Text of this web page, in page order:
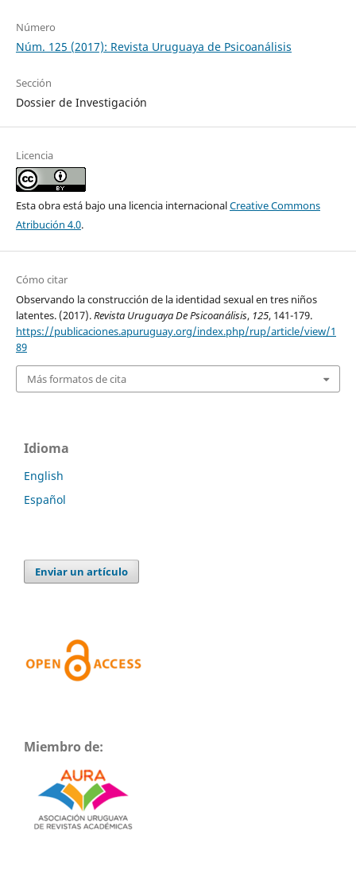
Número
Núm. 125 (2017): Revista Uruguaya de Psicoanálisis
Sección
Dossier de Investigación
Licencia
Esta obra está bajo una licencia internacionalCreative Commons
Atribución 4.0.
Cómo citar
Observando la construcción de la identidad sexual en tres niños
latentes. (2017).Revista Uruguaya De Psicoanálisis, 125, 141-179.
https://publicaciones.apuruguay.org/index.php/rup/article/view/1
89
Más formatos de cita
Idioma
English
Español
Enviar un artículo
Miembro de: